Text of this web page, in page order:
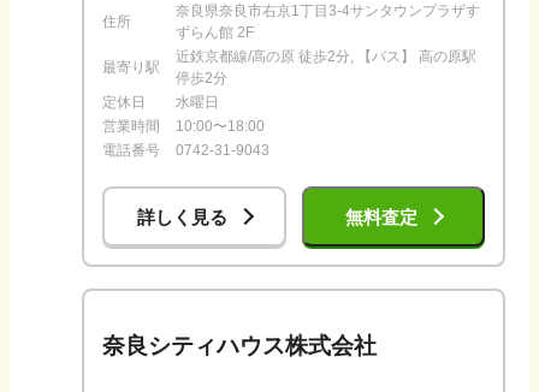
住所
奈良県奈良市右京1丁目3-4サンタウンプラザす
ずらん館 2F
最寄り駅
近鉄京都線/高の原 徒歩2分, 【バス】 高の原駅
停歩2分
定休日
水曜日
営業時間
10:00〜18:00
電話番号
0742-31-9043
詳しく見る 無料査定
奈良シティハウス株式会社